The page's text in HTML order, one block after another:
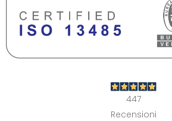
447
Recensioni
DIMENSIONE TESTO
Chiaro